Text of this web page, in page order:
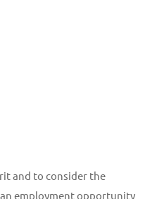
and to consider the
employment opportunity